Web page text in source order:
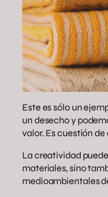
Este es sólo un
un desecho y
valor. Es cuestión
La creatividad
materiales, sino
medioambientales